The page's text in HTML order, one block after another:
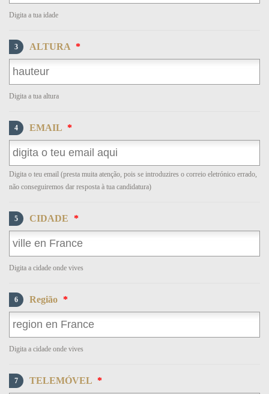
Digita a tua idade
3 ALTURA *
Digita a tua altura
4 EMAIL *
Digita o teu email (presta muita atenção, pois se introduzires o correio eletrónico errado,
não conseguiremos dar resposta à tua candidatura)
5 CIDADE *
Digita a cidade onde vives
6 Região *
Digita a cidade onde vives
7 TELEMÓVEL *